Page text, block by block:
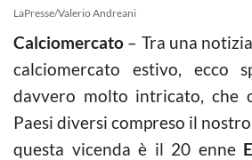
LaPresse/Valerio Andreani
Calciomercato – Tra una
calciomercato estivo, ecco
davvero molto intricato, che
Paesi diversi compreso il
questa vicenda è il 20 enne